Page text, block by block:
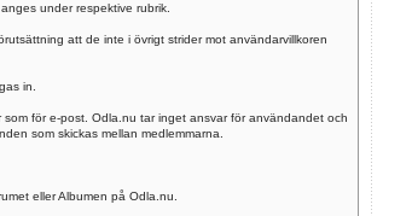
under respektive rubrik.
att de inte i övrigt strider mot användarvillkoren
in.
för e-post. Odla.nu tar inget ansvar för användandet och
som skickas mellan medlemmarna.
eller Albumen på Odla.nu.